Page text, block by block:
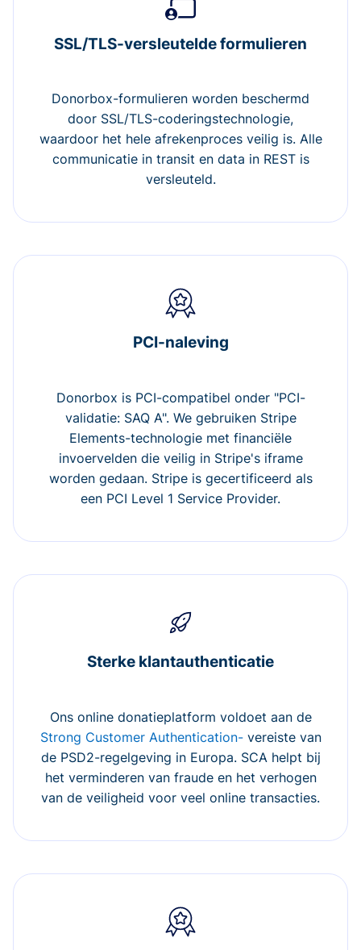
SSL/TLS-versleutelde formulieren
Donorbox-formulieren worden beschermd
door SSL/TLS-coderingstechnologie,
waardoor het hele afrekenproces veilig is. Alle
communicatie in transit en data in REST is
versleuteld.
PCI-naleving
Donorbox is PCI-compatibel onder "PCI-
validatie: SAQ A". We gebruiken Stripe
Elements-technologie met financiële
invoervelden die veilig in Stripe's iframe
worden gedaan. Stripe is gecertificeerd als
een PCI Level 1 Service Provider.
Sterke klantauthenticatie
Ons online donatieplatform voldoet aan de
Strong Customer Authentication-vereiste van
de PSD2-regelgeving in Europa. SCA helpt bij
het verminderen van fraude en het verhogen
van de veiligheid voor veel online transacties.